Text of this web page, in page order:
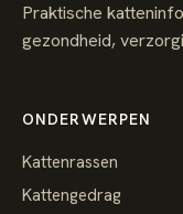
Praktische
gezondheid,
ONDERWERPEN
Kattenrassen
Kattengedrag